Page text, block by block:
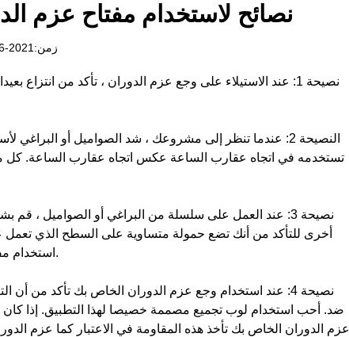
نصائح لاستخدام مفتاح عزم
زمن:2021-06-02
نصيحة 1: عند الاستيلاء على وجع عزم الدوران ، تأكد من
النصيحة 2: عندما تنظر إلى مشروعك ، شد الصواميل أو
تستخدمه في اتجاه عقارب الساعة عكس اتجاه عقارب الساعة. كل
نصيحة 3: عند العمل على سلسلة من البراغي أو الصواميل ،
أخرى للتأكد من أنك تضع حمولة متساوية على السطح الذي تعمل
استخدام مفتاح عزم الدوران على سطح يتطلب ضغطًا محددًا لعزم الدوران.
نصيحة 4: عند استخدام وجع عزم الدوران الخاص بك تأكد من
ضد. أحب استخدام لوب تجميع مصممة خصيصا لهذا التطبيق. إذا
عزم الدوران الخاص بك تأخذ هذه المقاومة في الاعتبار كما عزم